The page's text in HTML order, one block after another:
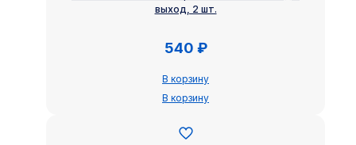
выход, 2 шт.
540 ₽
В корзину
В корзину